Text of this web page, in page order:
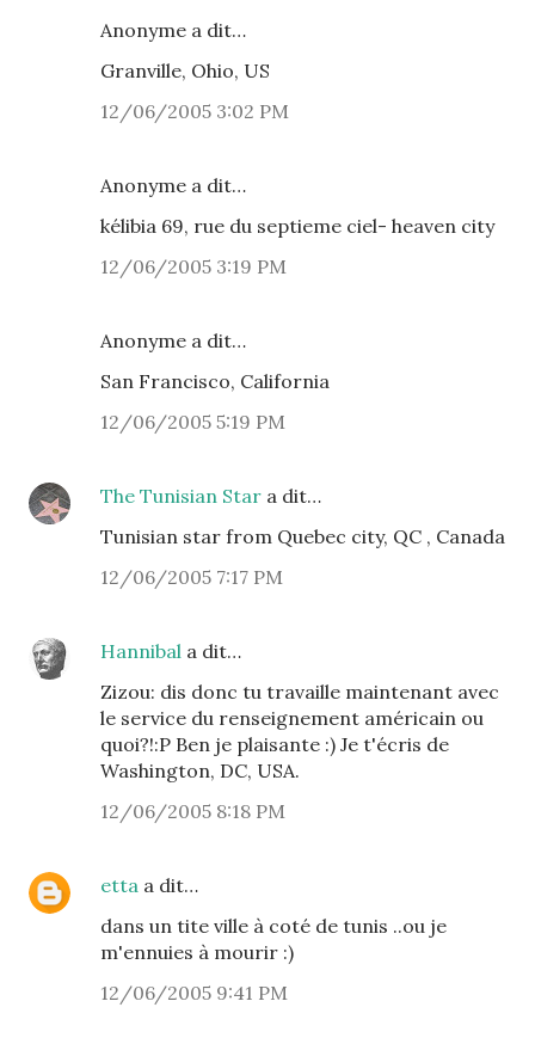
Anonyme a dit…
Granville, Ohio, US
12/06/2005 3:02 PM
Anonyme a dit…
kélibia 69, rue du septieme ciel- heaven city
12/06/2005 3:19 PM
Anonyme a dit…
San Francisco, California
12/06/2005 5:19 PM
The Tunisian Star a dit…
Tunisian star from Quebec city, QC , Canada
12/06/2005 7:17 PM
Hannibal a dit…
Zizou: dis donc tu travaille maintenant avec
le service du renseignement américain ou
quoi?!:P Ben je plaisante :) Je t'écris de
Washington, DC, USA.
12/06/2005 8:18 PM
etta a dit…
dans un tite ville à coté de tunis ..ou je
m'ennuies à mourir :)
12/06/2005 9:41 PM